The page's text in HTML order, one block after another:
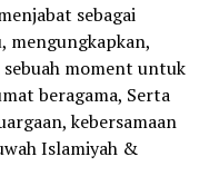
sebagai
mengungkapkan,
moment untuk
beragama, Serta
kebersamaan
Islamiyah &